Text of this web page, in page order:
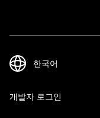
개발자 로그인